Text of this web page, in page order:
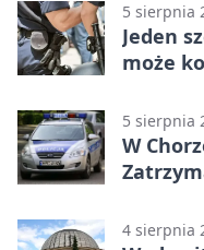
5 sierpnia
Jeden
może
5 sierpnia
W
4 sierpnia